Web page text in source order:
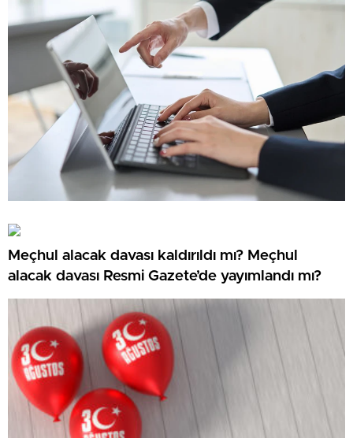
Meçhul alacak davası kaldırıldı mı? Meçhul
alacak davası Resmi Gazete’de yayımlandı mı?